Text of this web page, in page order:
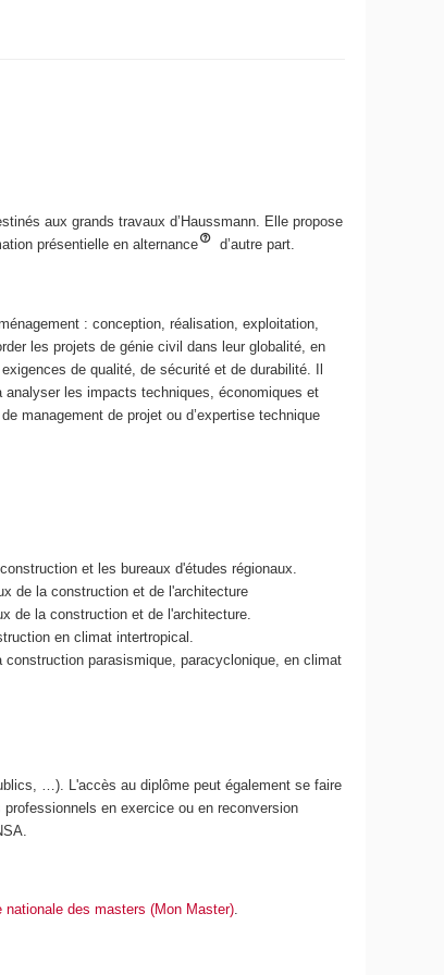
aux grands travaux d’Haussmann. Elle propose
présentielle en alternance
d’autre part.
: conception, réalisation, exploitation,
les projets de génie civil dans leur globalité, en
de qualité, de sécurité et de durabilité. Il
les impacts techniques, économiques et
management de projet ou d’expertise technique
et les bureaux d'études régionaux.
de la construction et de l'architecture
de la construction et de l'architecture.
en climat intertropical.
parasismique, paracyclonique, en climat
…). L'accès au diplôme peut également se faire
en exercice ou en reconversion
nationale des masters (Mon Master).